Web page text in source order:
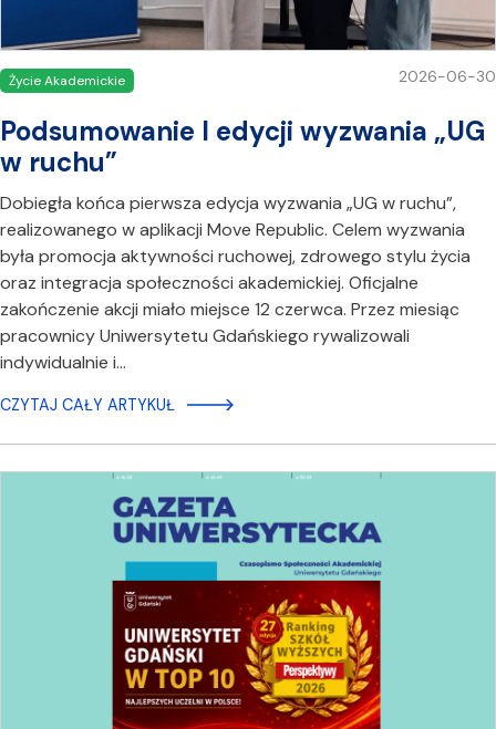
Życie Akademickie 2026-06-30
Podsumowanie I edycji wyzwania „UG
w ruchu”
Dobiegła końca pierwsza edycja wyzwania „UG w ruchu”,
realizowanego w aplikacji Move Republic. Celem wyzwania
była promocja aktywności ruchowej, zdrowego stylu życia
oraz integracja społeczności akademickiej. Oficjalne
zakończenie akcji miało miejsce 12 czerwca. Przez miesiąc
pracownicy Uniwersytetu Gdańskiego rywalizowali
indywidualnie i…
CZYTAJ CAŁY ARTYKUŁ